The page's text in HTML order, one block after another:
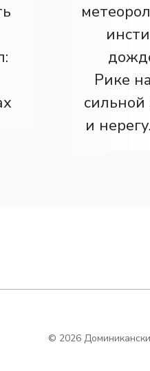
Рике
и
© 2026